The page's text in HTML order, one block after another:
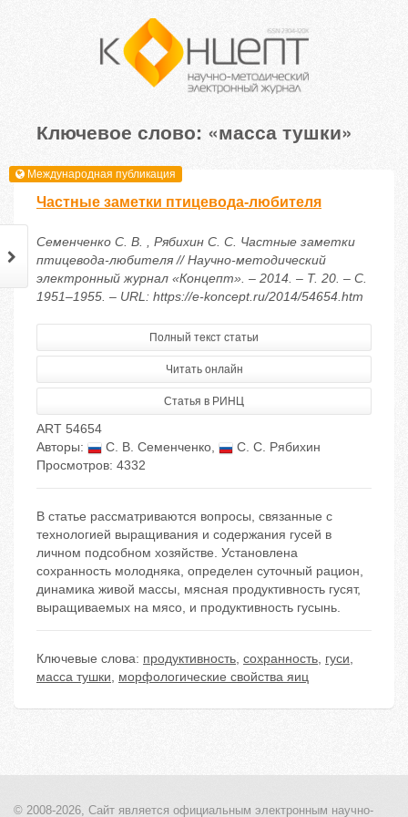
Ключевое слово: «масса тушки»
Международная публикация
Частные заметки птицевода-любителя
Семенченко С. В. , Рябихин С. С. Частные заметки
птицевода-любителя // Научно-методический
электронный журнал «Концепт». – 2014. – Т. 20. – С.
1951–1955. – URL: https://e-koncept.ru/2014/54654.htm
Полный текст статьи
Читать онлайн
Статья в РИНЦ
ART 54654
Авторы:
С. В. Семенченко,
С. С. Рябихин
Просмотров: 4332
В статье рассматриваются вопросы, связанные с
технологией выращивания и содержания гусей в
личном подсобном хозяйстве. Установлена
сохранность молодняка, определен суточный рацион,
динамика живой массы, мясная продуктивность гусят,
выращиваемых на мясо, и продуктивность гусынь.
Ключевые слова: продуктивность, сохранность, гуси,
масса тушки, морфологические свойства яиц
© 2008-2026, Сайт является официальным электронным научно-